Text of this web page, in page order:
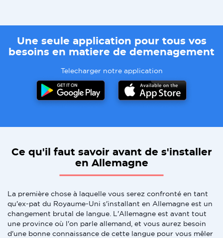
Une seule application pour tous vos
besoins en matiere de demenagement
Telecharger notre application
Ce qu'il faut savoir avant de s'installer
en Allemagne
La première chose à laquelle vous serez confronté en tant
qu'ex-pat du Royaume-Uni s'installant en Allemagne est un
changement brutal de langue. L'Allemagne est avant tout
une province où l'on parle allemand, et vous aurez besoin
d'une bonne connaissance de cette langue pour vous mêler